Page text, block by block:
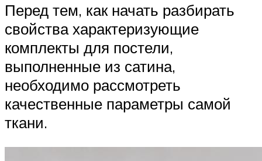
Перед тем, как начать разбирать
свойства характеризующие
комплекты для постели,
выполненные из сатина,
необходимо рассмотреть
качественные параметры самой
ткани.